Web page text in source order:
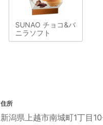
SUNAO チョコ&バ
ニラソフト
住所
新潟県上越市南城町1丁目